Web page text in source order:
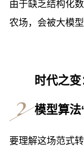
由于缺乏结构化
农场，会被大模
时代之
模型算法
要理解这场范式